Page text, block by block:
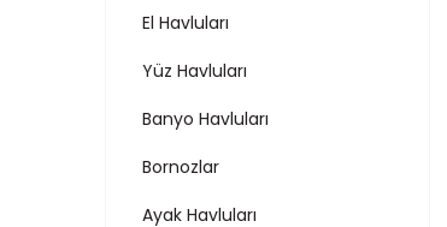
El Havluları
Yüz Havluları
Banyo Havluları
Bornozlar
Ayak Havluları